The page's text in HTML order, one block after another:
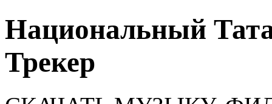
Национальный
Трекер